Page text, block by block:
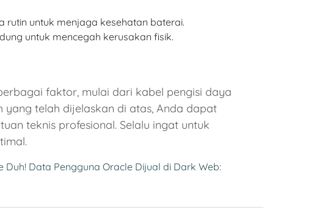
rutin untuk menjaga kesehatan baterai.
untuk mencegah kerusakan fisik.
faktor, mulai dari kabel pengisi daya
telah dijelaskan di atas, Anda dapat
teknis profesional. Selalu ingat untuk
Duh! Data Pengguna Oracle Dijual di Dark Web: